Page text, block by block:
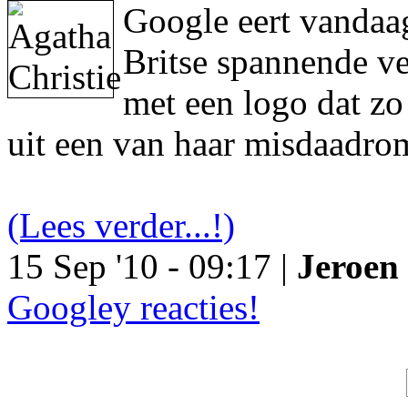
Google eert
Britse spannende
met een logo dat
uit een van haar
(Lees verder...!)
15 Sep '10 - 09:17 |
Googley reacties!